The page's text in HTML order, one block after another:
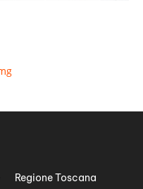
Regione Toscana